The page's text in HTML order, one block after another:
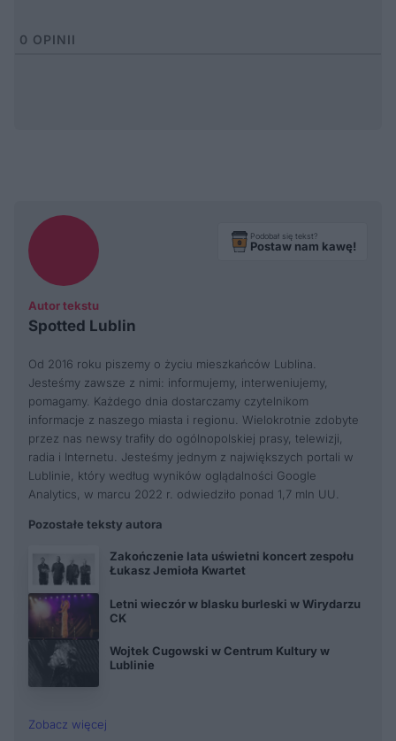
0 OPINII
Autor tekstu
Spotted Lublin
Podobał się tekst?
Postaw nam kawę!
Od 2016 roku piszemy o życiu mieszkańców Lublina.
Jesteśmy zawsze z nimi: informujemy, interweniujemy,
pomagamy. Każdego dnia dostarczamy czytelnikom
informacje z naszego miasta i regionu. Wielokrotnie zdobyte
przez nas newsy trafiły do ogólnopolskiej prasy, telewizji,
radia i Internetu. Jesteśmy jednym z największych portali w
Lublinie, który według wyników oglądalności Google
Analytics, w marcu 2022 r. odwiedziło ponad 1,7 mln UU.
Pozostałe teksty autora
Zakończenie lata uświetni koncert zespołu
Łukasz Jemioła Kwartet
Letni wieczór w blasku burleski w Wirydarzu
CK
Wojtek Cugowski w Centrum Kultury w
Lublinie
Zobacz więcej